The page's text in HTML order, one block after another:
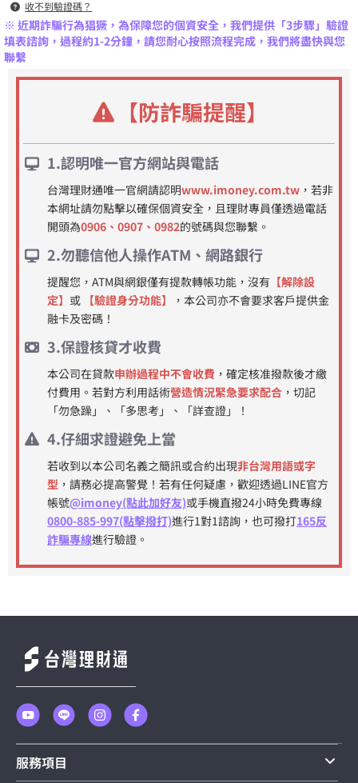
收不到驗證碼？
※ 近期詐騙行為猖獗，為保障您的個資安全，我們提供「3步驟」驗證
填表諮詢，過程約1-2分鐘，請您耐心按照流程完成，我們將盡快與您
聯繫
【防詐騙提醒】
1.認明唯一官方網站與電話
台灣理財通唯一官網請認明www.imoney.com.tw ，若非
本網址請勿點擊以確保個資安全，且理財專員僅透過電話
開頭為0906、0907、0982的號碼與您聯繫。
2.勿聽信他人操作ATM、網路銀行
提醒您，ATM與網銀僅有提款轉帳功能，沒有 【解除設
定】 或 【驗證身分功能】
，本公司亦不會要求客戶提供金
融卡及密碼！
3.保證核貸才收費
本公司在貸款申辦過程中不會收費 ，確定核准撥款後才繳
付費用。若對方利用話術營造情況緊急要求配合 ，切記
「勿急躁」、「多思考」、「詳查證」！
4.仔細求證避免上當
若收到以本公司名義之簡訊或合約出現非台灣用語或字
型 ，請務必提高警覺！若有任何疑慮，歡迎透過LINE官方
帳號@imoney(點此加好友)或手機直撥24小時免費專線
0800-885-997(點擊撥打)進行1對1諮詢，也可撥打165反
詐騙專線進行驗證。
服務項目